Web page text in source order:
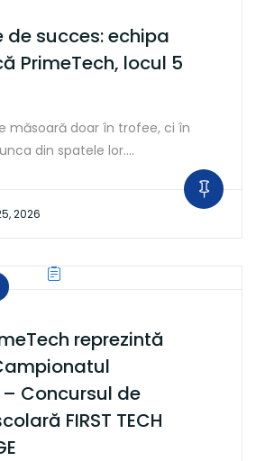
de succes: echipa
PrimeTech, locul 5
măsoară doar în trofee, ci în
din spatele lor.…
2026
reprezintă
Concursul de
FIRST TECH